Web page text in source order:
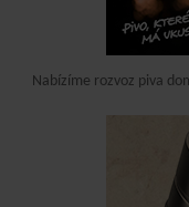
Nabízíme rozvoz piva